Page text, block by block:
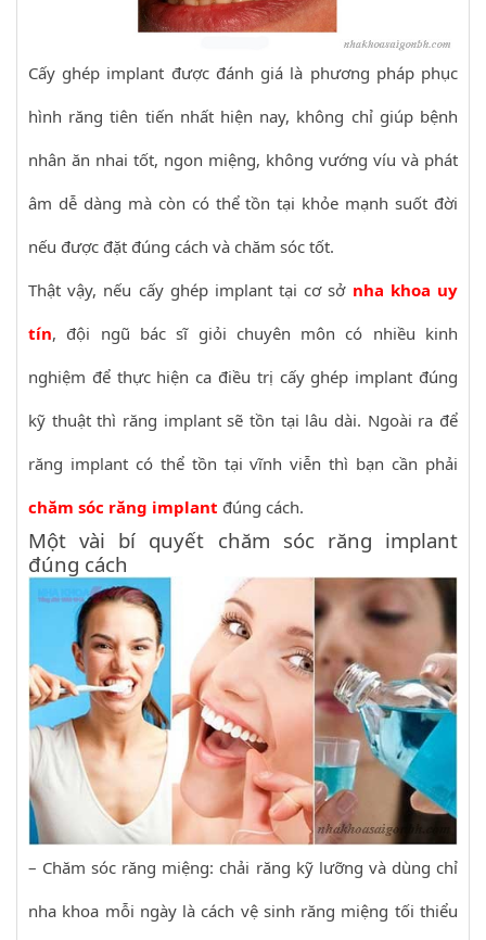
Cấy ghép implant được đánh giá là phương pháp phục
hình răng tiên tiến nhất hiện nay, không chỉ giúp bệnh
nhân ăn nhai tốt, ngon miệng, không vướng víu và phát
âm dễ dàng mà còn có thể tồn tại khỏe mạnh suốt đời
nếu được đặt đúng cách và chăm sóc tốt.
Thật vậy, nếu cấy ghép implant tại cơ sở nha khoa uy
tín, đội ngũ bác sĩ giỏi chuyên môn có nhiều kinh
nghiệm để thực hiện ca điều trị cấy ghép implant đúng
kỹ thuật thì răng implant sẽ tồn tại lâu dài. Ngoài ra để
răng implant có thể tồn tại vĩnh viễn thì bạn cần phải
chăm sóc răng implant đúng cách.
Một vài bí quyết chăm sóc răng implant
đúng cách
– Chăm sóc răng miệng: chải răng kỹ lưỡng và dùng chỉ
nha khoa mỗi ngày là cách vệ sinh răng miệng tối thiểu